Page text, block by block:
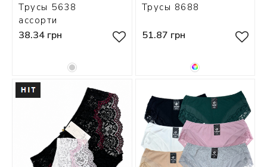
Трусы 5638
ассорти
38.34 грн
Трусы 8688
51.87 грн